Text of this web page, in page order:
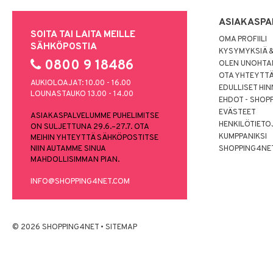
SOITA TAI LAITA MEILLE
SÄHKÖPOSTIA
0800 9 18486
AUKIOLOAJAT: 10.00 - 16.00
LOUNASTAUKO 13.00 - 14.00
ASIAKASPALVELUMME PUHELIMITSE
ON SULJETTUNA 29.6.–27.7. OTA
MEIHIN YHTEYTTÄ SÄHKÖPOSTITSE
NIIN AUTAMME SINUA
MAHDOLLISIMMAN PIAN.
INFO@SHOPPING4NET.COM
OMA PROFIILI
KYSYMYKSIÄ
OLEN
OTA
EDULLISET
EHDOT -
EVÄSTEET
KUMPPANIKSI
© 2026 SHOPPING4NET • SITEMAP